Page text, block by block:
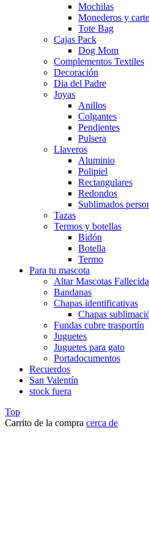
Mochilas
Monederos y
Tote Bag
Cajas Pack
Dog Mom
Complementos Textiles
Decoración
Dia del Padre
Joyas
Anillos
Colgantes
Pendientes
Pulsera
Llaveros
Aluminio
Polipiel
Rectangulares
Redondos
Sublimados
Tazas
Termos y botellas
Bidón
Botella
Termo
Para tu mascota
Altar Mascotas
Bandanas
Chapas identificativas
Chapas
Fundas cubre trasportín
Juguetes
Juguetes para gato
Portadocumentos
Recuerdos
San Valentín
stock fuera
Top
Carrito de la compra cerca de